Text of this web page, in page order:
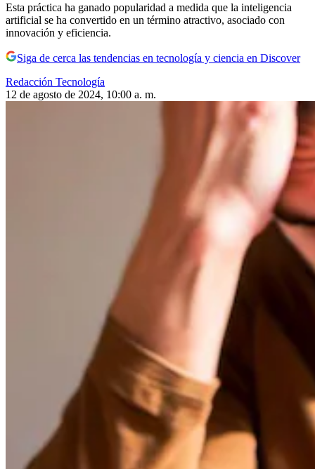
Esta práctica ha ganado popularidad a medida que la inteligencia
artificial se ha convertido en un término atractivo, asociado con
innovación y eficiencia.
Siga de cerca las tendencias en tecnología y ciencia en Discover
Redacción Tecnología
12 de agosto de 2024, 10:00 a. m.